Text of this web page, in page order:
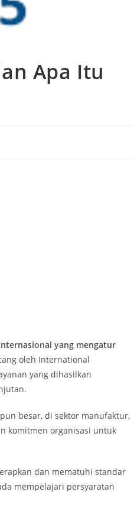
Apa Itu
yang mengatur
oleh International
yang dihasilkan
besar, di sektor manufaktur,
komitmen organisasi untuk
dan mematuhi standar
mempelajari persyaratan